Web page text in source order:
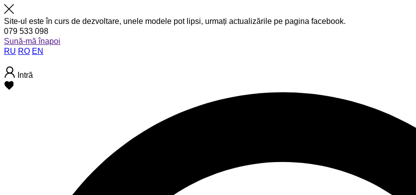
Site-ul este în curs de dezvoltare, unele modele pot lipsi, urmați actualizările pe pagina facebook.
079 533 098
Sună-mă înapoi
RU RO EN
Intră